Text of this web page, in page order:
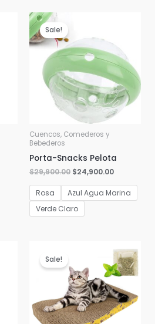
Sale!
Cuencos, Comederos y
Bebederos
Porta-Snacks Pelota
$29,900.00 $24,900.00
Rosa
Azul Agua Marina
Verde Claro
Sale!